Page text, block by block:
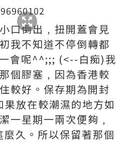
口倒出﹐扭開蓋會見
我不知道不停倒轉都
會呢^^;;; (<--白痴)我
個膠塞﹐因為香港較
較好。保存期為開封
放在較潮濕的地方如
一星期一兩次便夠﹐
久。所以保留著那個